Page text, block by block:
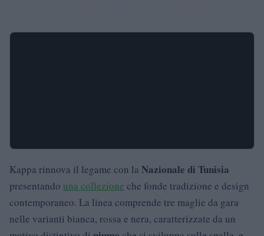
Kappa rinnova il legame con la Nazionale di Tunisia
presentando una collezione che fonde tradizione e design
contemporaneo. La linea comprende tre maglie da gara
nelle varianti bianca, rossa e nera, caratterizzate da un